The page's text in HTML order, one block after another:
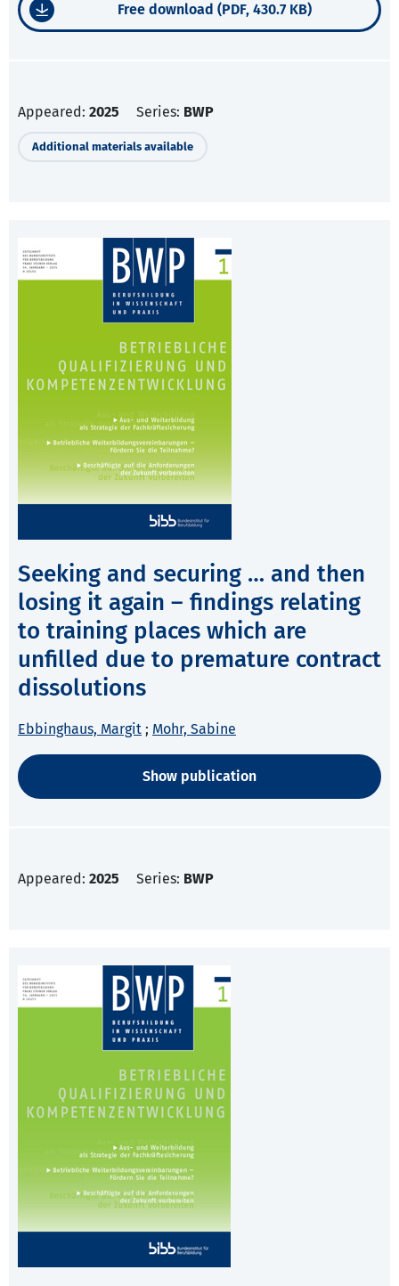
Free download (PDF, 430.7 KB)
Appeared: 2025 Series: BWP
Additional materials available
Seeking and securing … and then
losing it again – findings relating
to training places which are
unfilled due to premature contract
dissolutions
Ebbinghaus, Margit ; Mohr, Sabine
Show publication
Appeared: 2025 Series: BWP